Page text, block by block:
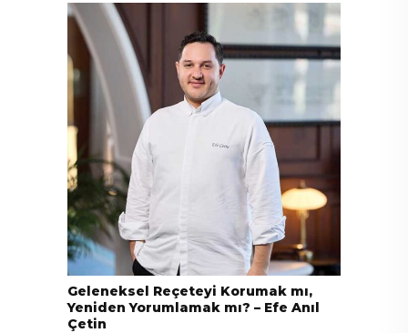
Geleneksel Reçeteyi Korumak mı,
Yeniden Yorumlamak mı? – Efe Anıl
Çetin